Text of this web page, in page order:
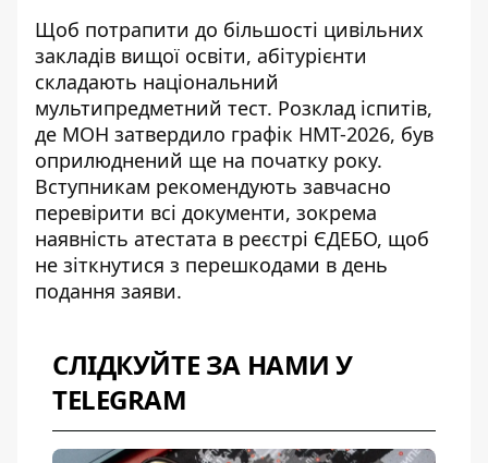
Щоб потрапити до більшості цивільних
закладів вищої освіти, абітурієнти
складають національний
мультипредметний тест. Розклад іспитів,
де МОН затвердило графік НМТ-2026, був
оприлюднений ще на початку року.
Вступникам рекомендують завчасно
перевірити всі документи, зокрема
наявність атестата в реєстрі ЄДЕБО, щоб
не зіткнутися з перешкодами в день
подання заяви.
СЛІДКУЙТЕ ЗА НАМИ У
TELEGRAM